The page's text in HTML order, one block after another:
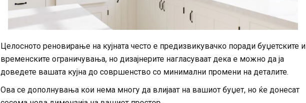
Целосното реновирање на кујната често е предизвикувачко поради буџетските и
временските ограничувања, но дизајнерите нагласуваат дека е можно да ја
доведете вашата кујна до совршенство со минимални промени на деталите.
Ова се дополнувања кои нема многу да влијаат на вашиот буџет, но ќе донесат